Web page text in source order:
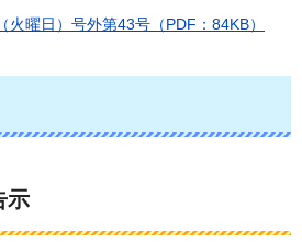
火曜日）号外第43号（PDF：84KB）
示